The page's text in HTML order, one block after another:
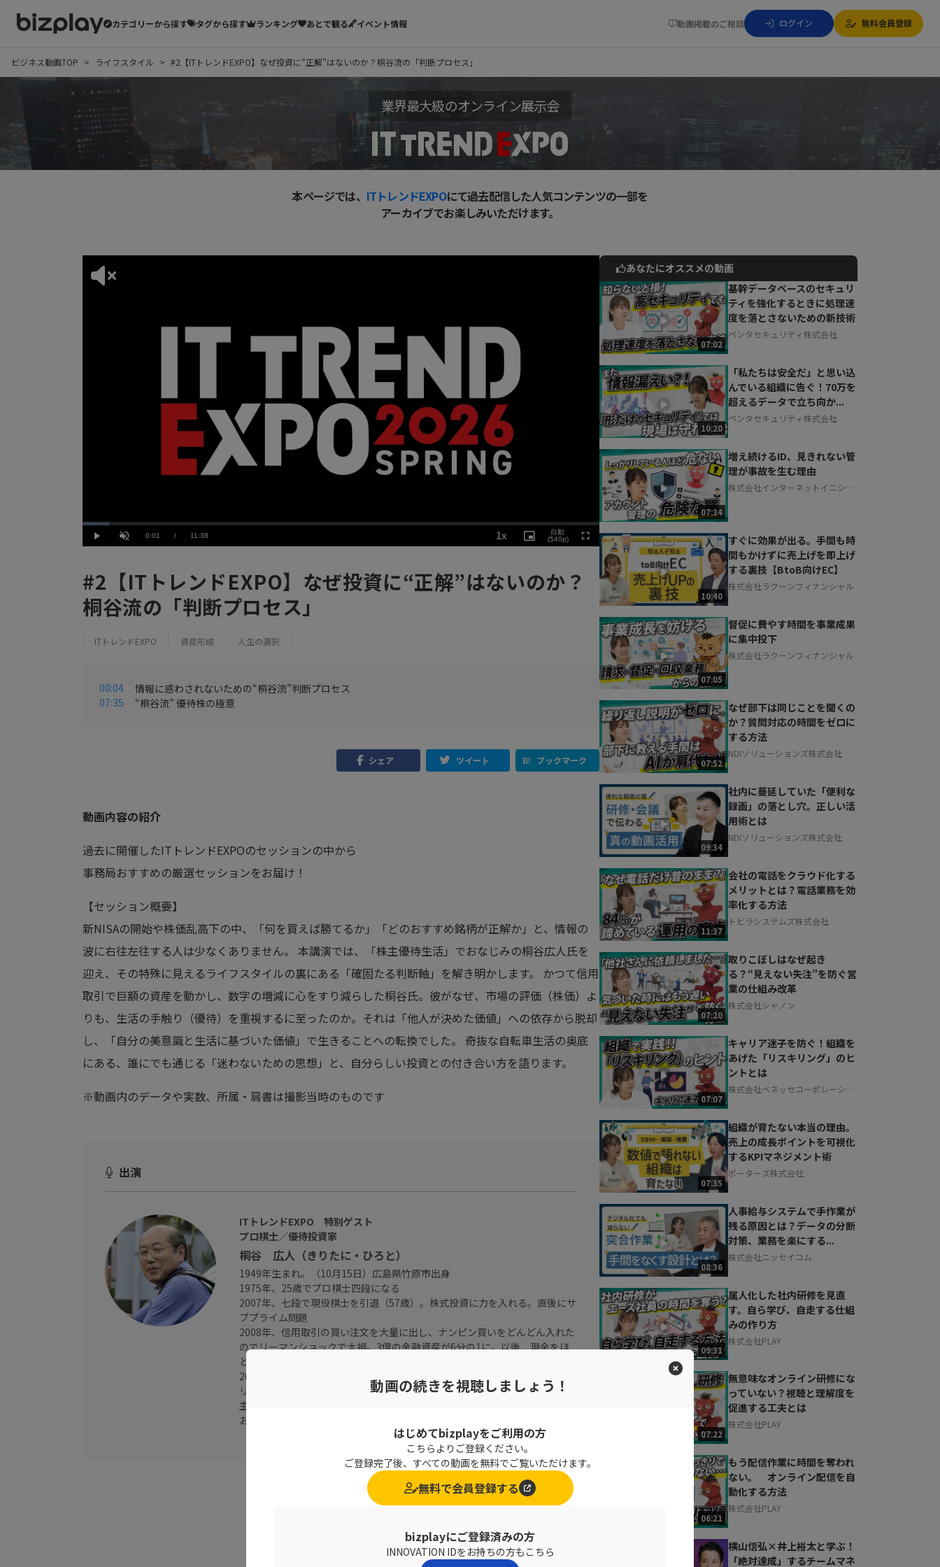
カテゴリーから探す タグから探す ランキング あとで観る イベント情報 動画掲載のご相談 ログイン 無料会員登録
ビジネス動画TOP ライフスタイル #2【ITトレンドEXPO】なぜ投資に“正解”はないのか？桐谷流の「判断プロセス」
業界最大級のオンライン展示会
本ページでは、 ITトレンドEXPOにて過去配信した人気コンテンツの一部を
アーカイブでお楽しみいただけます。
Play UnmuteCurrent
0:01 / Duration
11:38
Loaded:
5.16%
1x
Rate
Picture-
in-
自動
(540p)
Fullscreen
#2【ITトレンドEXPO】なぜ投資に“正解”はないのか？
桐谷流の「判断プロセス」
ITトレンドEXPO 資産形成 人生の選択
00:04
情報に惑わされないための“桐谷流”判断プロセス
07:35
“桐谷流” 優待株の極意
シェア ツイート ブックマーク
動画内容の紹介
過去に開催したITトレンドEXPOのセッションの中から
事務局おすすめの厳選セッションをお届け！
【セッション概要】
新NISAの開始や株価乱高下の中、「何を買えば勝てるか」「どのおすすめ銘柄が正解か」と、情報の
波に右往左往する人は少なくありません。 本講演では、「株主優待生活」でおなじみの桐谷広人氏を
迎え、その特殊に見えるライフスタイルの裏にある「確固たる判断軸」を解き明かします。 かつて信用
取引で巨額の資産を動かし、数字の増減に心をすり減らした桐谷氏。彼がなぜ、市場の評価（株価）よ
りも、生活の手触り（優待）を重視するに至ったのか。それは「他人が決めた価値」への依存から脱却
し、「自分の美意識と生活に基づいた価値」で生きることへの転換でした。 奇抜な自転車生活の奥底
にある、誰にでも通じる「迷わないための思想」と、自分らしい投資との付き合い方を語ります。
※動画内のデータや実数、所属・肩書は撮影当時のものです
出演
ITトレンドEXPO 特別ゲスト
プロ棋士／優待投資家
桐谷 広人（きりたに・ひろと）
1949年生まれ。（10月15日）広島県竹原市出身
1975年、25歳でプロ棋士四段になる
2007年、七段で現役棋士を引退（57歳）。株式投資に力を入れる。直後にサ
ブプライム問題
2008年、信用取引の買い注文を大量に出し、ナンピン買いをどんどん入れた
のでリーマンショックで大損。3億の金融資産が6分の1に。以後、現金をほ
とんど使わないで、株主優待生活を送る
2013年、「月曜から夜ふかし」でブレイク
リーマンショック時に信用取引で大損して以降、生活のほとんどを企業の株
主優待で賄い、暮らしている。独特なライフスタイルがテレビでも人気で、
お茶の間の投資家として絶大な人気を誇る
動画でご紹介しているサービスについて
お気軽にご相談・ご質問いただけます！
30秒でお申し込み可能
相談を希望する 無料
あなたにオススメの動画
07:02
基幹データベースのセキュリ
ティを強化するときに処理速
度を落とさないための新技術
ペンタセキュリティ株式会社
10:20
「私たちは安全だ」と思い込
んでいる組織に告ぐ！70万を
超えるデータで立ち向か...
ペンタセキュリティ株式会社
07:34
増え続けるID、見きれない管
理が事故を生む理由
株式会社インターネットイニシア
10:40
すぐに効果が出る。手間も時
間もかけずに売上げを即上げ
する裏技【BtoB向けEC】
株式会社ラクーンフィナンシャル
07:05
督促に費やす時間を事業成果
に集中投下
株式会社ラクーンフィナンシャル
07:52
なぜ部下は同じことを聞くの
か？質問対応の時間をゼロに
する方法
NDIソリューションズ株式会社
09:34
社内に蔓延していた「便利な
録画」の落とし穴。正しい活
用術とは
NDIソリューションズ株式会社
11:37
会社の電話をクラウド化する
メリットとは？電話業務を効
率化する方法
トビラシステムズ株式会社
07:20
取りこぼしはなぜ起き
る？“見えない失注”を防ぐ営
業の仕組み改革
株式会社シャノン
07:07
キャリア迷子を防ぐ！組織を
あげた「リスキリング」のヒ
ントとは
株式会社ベネッセコーポレーショ
07:35
組織が育たない本当の理由。
売上の成長ポイントを可視化
するKPIマネジメント術
ポーターズ株式会社
08:36
人事給与システムで手作業が
残る原因とは？データの分断
対策、業務を楽にする...
株式会社ニッセイコム
09:31
属人化した社内研修を見直
す。自ら学び、自走する仕組
みの作り方
株式会社PLAY
07:22
無意味なオンライン研修にな
っていない？視聴と理解度を
促進する工夫とは
株式会社PLAY
06:21
もう配信作業に時間を奪われ
ない。 オンライン配信を自
動化する方法
株式会社PLAY
横山信弘×井上裕太と学ぶ！
「絶対達成」するチームマネ
動画の続きを視聴しましょう！
はじめてbizplayをご利用の方
こちらよりご登録ください。
ご登録完了後、すべての動画を無料でご覧いただけます。
無料で会員登録する
bizplayにご登録済みの方
INNOVATION IDをお持ちの方もこちら